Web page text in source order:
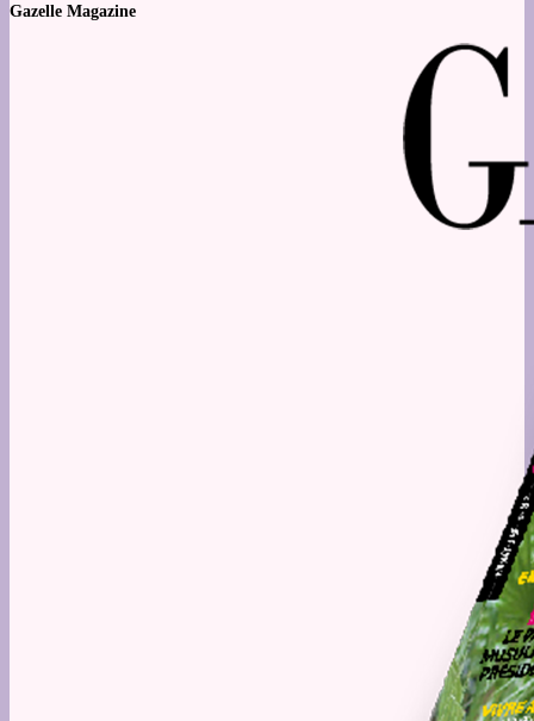
Gazelle Magazine